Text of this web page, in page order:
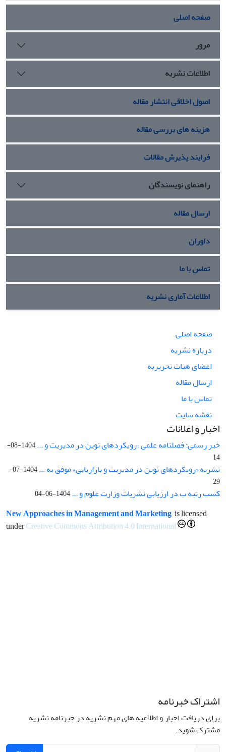
صفحه اصلی
مرور
اطلاعات نشریه
اصول اخلاقی انتشار مقاله
هزینه های بررسی مقاله
فرایند پذیرش مقالات
راهنمای نویسندگان
ارسال مقاله
داوران
تماس با ما
اطلاعات آماری نشریه
صفحه اصلی
درباره نشریه
اعضای هیات تحریریه
ارسال مقاله
تماس با ما
نقشه سایت
اخبار و اعلانات
خبر رسمی: فصلنامه علمی «رویکردهای نوین در مدیریت و ...
1404-08-
14
نشریه «رویکردهای نوین در مدیریت و بازاریابی» موفق به ...
1404-07-
29
کسب رتبه ب در ارزیابی نشریات وزارت علوم و ...1404-06-04
New Approaches in Management and Marketing is licensed
underCreative Commons Attribution 4.0 International
اشتراک خبرنامه
برای دریافت اخبار و اطلاعیه های مهم نشریه در خبرنامه نشریه
مشترک شوید.